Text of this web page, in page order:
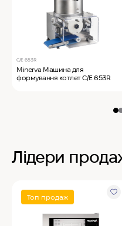
C/E 653R
Minerva Машина для
формування котлет C/E 653R
Лідери
Топ продаж